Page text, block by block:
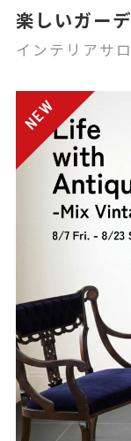
楽しいガー
インテリアサ